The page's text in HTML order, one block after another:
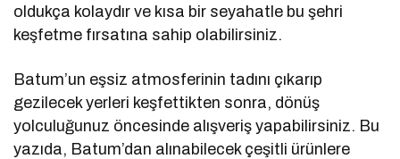
oldukça kolaydır ve kısa bir seyahatle bu şehri
keşfetme fırsatına sahip olabilirsiniz.
Batum’un eşsiz atmosferinin tadını çıkarıp
gezilecek yerleri keşfettikten sonra, dönüş
yolculuğunuz öncesinde alışveriş yapabilirsiniz. Bu
yazıda, Batum’dan alınabilecek çeşitli ürünlere